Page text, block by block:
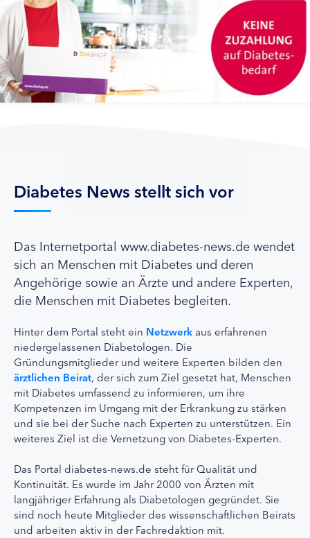
Diabetes News stellt sich vor
Das Internetportal www.diabetes-news.de wendet
sich an Menschen mit Diabetes und deren
Angehörige sowie an Ärzte und andere Experten,
die Menschen mit Diabetes begleiten.
Hinter dem Portal steht ein Netzwerk aus erfahrenen
niedergelassenen Diabetologen. Die
Gründungsmitglieder und weitere Experten bilden den
ärztlichen Beirat, der sich zum Ziel gesetzt hat, Menschen
mit Diabetes umfassend zu informieren, um ihre
Kompetenzen im Umgang mit der Erkrankung zu stärken
und sie bei der Suche nach Experten zu unterstützen. Ein
weiteres Ziel ist die Vernetzung von Diabetes-Experten.
Das Portal diabetes-news.de steht für Qualität und
Kontinuität. Es wurde im Jahr 2000 von Ärzten mit
langjähriger Erfahrung als Diabetologen gegründet. Sie
sind noch heute Mitglieder des wissenschaftlichen Beirats
und arbeiten aktiv in der Fachredaktion mit.